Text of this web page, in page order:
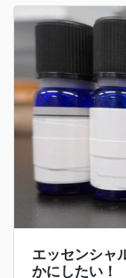
エッセンシャ
かにしたい！